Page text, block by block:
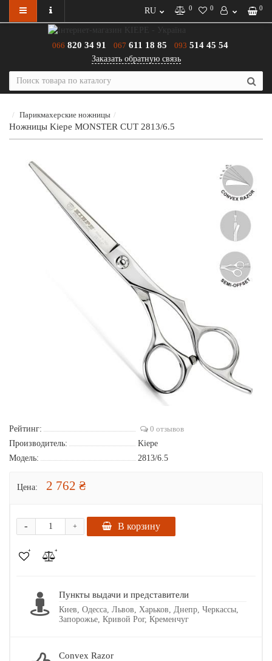
0
RU 0 0
066 820 34 91 067 611 18 85 093 514 45 54
Заказать обратную связь
Парикмахерские ножницы
Ножницы Kiepe MONSTER CUT 2813/6.5
Рейтинг:
0 отзывов
Производитель:
Kiepe
Модель:
2813/6.5
Цена: 2 762 ₴
+
- В корзину
Пункты выдачи и представители
Киев, Одесса, Львов, Харьков, Днепр, Черкассы,
Запорожье, Кривой Рог, Кременчуг
Convex Razor